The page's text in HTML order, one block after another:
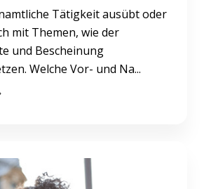
Tätigkeit ausübt oder
mit Themen, wie der
und Bescheinung
Welche Vor- und Na...